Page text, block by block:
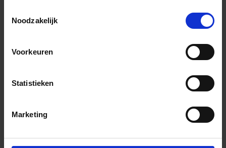
Noodzakelijk
Voorkeuren
Statistieken
Marketing